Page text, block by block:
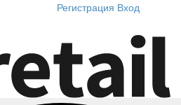
Регистрация Вход